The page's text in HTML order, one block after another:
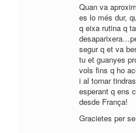
Quan va
es lo més dur,
q eixa rutina q
segur q et va
tu et guanyes
vols fins q ho
i al tornar
esperant q ens
desde França!
Gracietes per